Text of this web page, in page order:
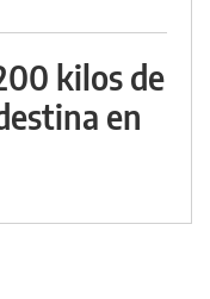
kilos de
en